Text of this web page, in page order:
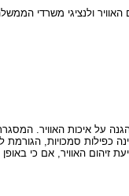
האוויר ולנציגי
על איכות האוויר.
סמכויות, הגורמת
האוויר, אם כי